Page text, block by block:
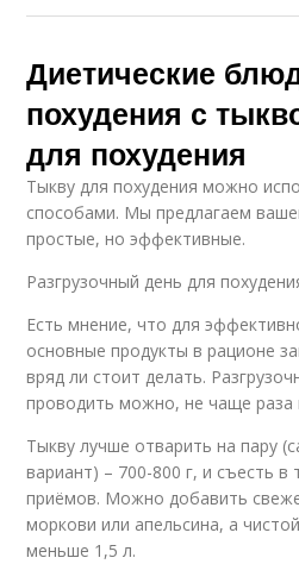
Диетические
похудения с
для похудения
Тыкву для похудения можно
способами. Мы предлагаем
простые, но эффективные.
Разгрузочный день для
Есть мнение, что для
основные продукты в рационе
вряд ли стоит делать.
проводить можно, не чаще раза
Тыкву лучше отварить на пару
вариант) – 700-800 г, и съесть в
приёмов. Можно добавить
моркови или апельсина, а
меньше 1,5 л.